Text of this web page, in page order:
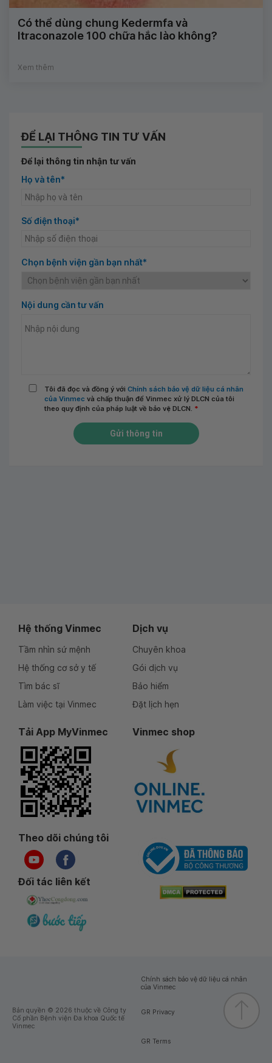
Có thể dùng chung Kedermfa và
Itraconazole 100 chữa hắc lào không?
Xem thêm
ĐỂ LẠI THÔNG TIN TƯ VẤN
Để lại thông tin nhận tư vấn
Họ và tên*
Số điện thoại*
Chọn bệnh viện gần bạn nhất*
Nội dung cần tư vấn
Tôi đã đọc và đồng ý với Chính sách bảo vệ dữ liệu cá nhân
của Vinmec và chấp thuận để Vinmec xử lý DLCN của tôi
theo quy định của pháp luật về bảo vệ DLCN. *
Gửi thông tin
Hệ thống Vinmec
Tầm nhìn sứ mệnh
Hệ thống cơ sở y tế
Tìm bác sĩ
Làm việc tại Vinmec
Dịch vụ
Chuyên khoa
Gói dịch vụ
Bảo hiểm
Đặt lịch hẹn
Tải App MyVinmec Vinmec shop
Theo dõi chúng tôi
Đối tác liên kết
Bản quyền © 2026 thuộc về Công ty
Cổ phần Bệnh viện Đa khoa Quốc tế
Vinmec
Chính sách bảo vệ dữ liệu cá nhân
của Vinmec
GR Privacy
GR Terms